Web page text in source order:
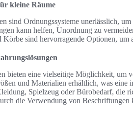
kleine Räume
sind Ordnungssysteme unerlässlich,
kann helfen, Unordnung zu
Körbe sind hervorragende Optionen, um
bieten eine vielseitige Möglichkeit, um
und Materialien erhältlich, was eine
Spielzeug oder Bürobedarf, die
die Verwendung von